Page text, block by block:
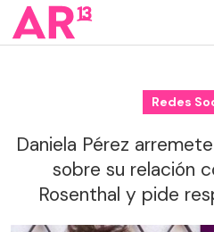
Redes
Daniela Pérez
sobre su relación
Rosenthal y pide